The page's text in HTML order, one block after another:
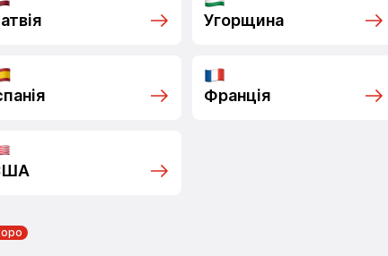
Угорщина
Франція